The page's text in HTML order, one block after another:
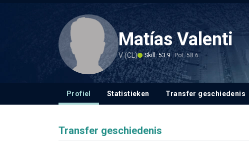
Matías Valenti
V (CL) Skill: 53.9 Pot: 58.6
Profiel Statistieken Transfer geschiedenis
Transfer geschiedenis